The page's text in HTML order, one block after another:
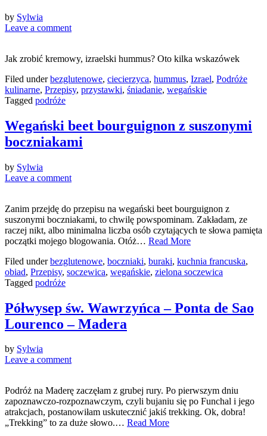
by Sylwia
Leave a comment
Jak zrobić kremowy, izraelski hummus? Oto kilka wskazówek
Filed underbezglutenowe, ciecierzyca, hummus, Izrael, Podróże
kulinarne, Przepisy, przystawki, śniadanie, wegańskie
Tagged podróże
Wegański beet bourguignon z suszonymi
boczniakami
by Sylwia
Leave a comment
Zanim przejdę do przepisu na wegański beet bourguignon z
suszonymi boczniakami, to chwilę powspominam. Zakładam, ze
raczej nikt, albo minimalna liczba osób czytających te słowa pamięta
początki mojego blogowania. Otóż… Read More
Filed underbezglutenowe, boczniaki, buraki, kuchnia francuska,
obiad, Przepisy, soczewica, wegańskie, zielona soczewica
Tagged podróże
Półwysep św. Wawrzyńca – Ponta de Sao
Lourenco – Madera
by Sylwia
Leave a comment
Podróż na Maderę zaczęłam z grubej rury. Po pierwszym dniu
zapoznawczo-rozpoznawczym, czyli bujaniu się po Funchal i jego
atrakcjach, postanowiłam uskutecznić jakiś trekking. Ok, dobra!
„Trekking” to za duże słowo.… Read More